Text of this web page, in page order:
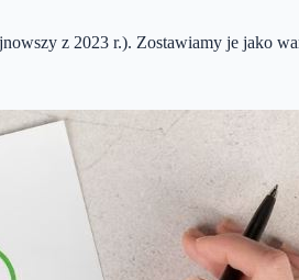
z 2023 r.). Zostawiamy je jako